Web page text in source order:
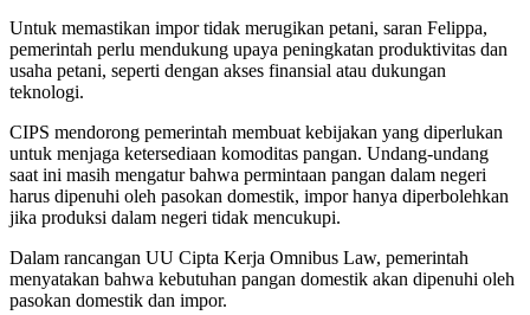
Untuk memastikan impor tidak merugikan petani, saran Felippa,
pemerintah perlu mendukung upaya peningkatan produktivitas dan
usaha petani, seperti dengan akses finansial atau dukungan
teknologi.
CIPS mendorong pemerintah membuat kebijakan yang diperlukan
untuk menjaga ketersediaan komoditas pangan. Undang-undang
saat ini masih mengatur bahwa permintaan pangan dalam negeri
harus dipenuhi oleh pasokan domestik, impor hanya diperbolehkan
jika produksi dalam negeri tidak mencukupi.
Dalam rancangan UU Cipta Kerja Omnibus Law, pemerintah
menyatakan bahwa kebutuhan pangan domestik akan dipenuhi oleh
pasokan domestik dan impor.